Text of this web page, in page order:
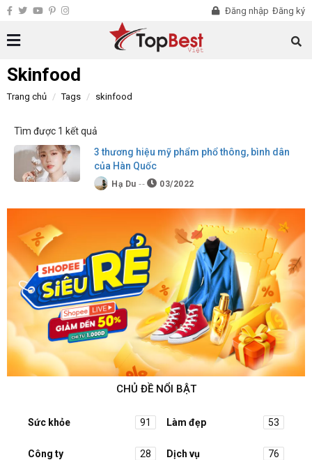
Đăng nhập Đăng ký
Skinfood
Trang chủ Tags skinfood
Tìm được 1 kết quả
3 thương hiệu mỹ phẩm phổ thông, bình dân
của Hàn Quốc
Hạ Du 03/2022
CHỦ ĐỀ NỔI BẬT
Sức khỏe 91 Làm đẹp 53
Công ty 28 Dịch vụ 76